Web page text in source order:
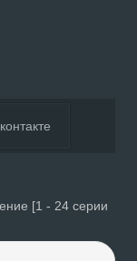
[1 - 24 серии